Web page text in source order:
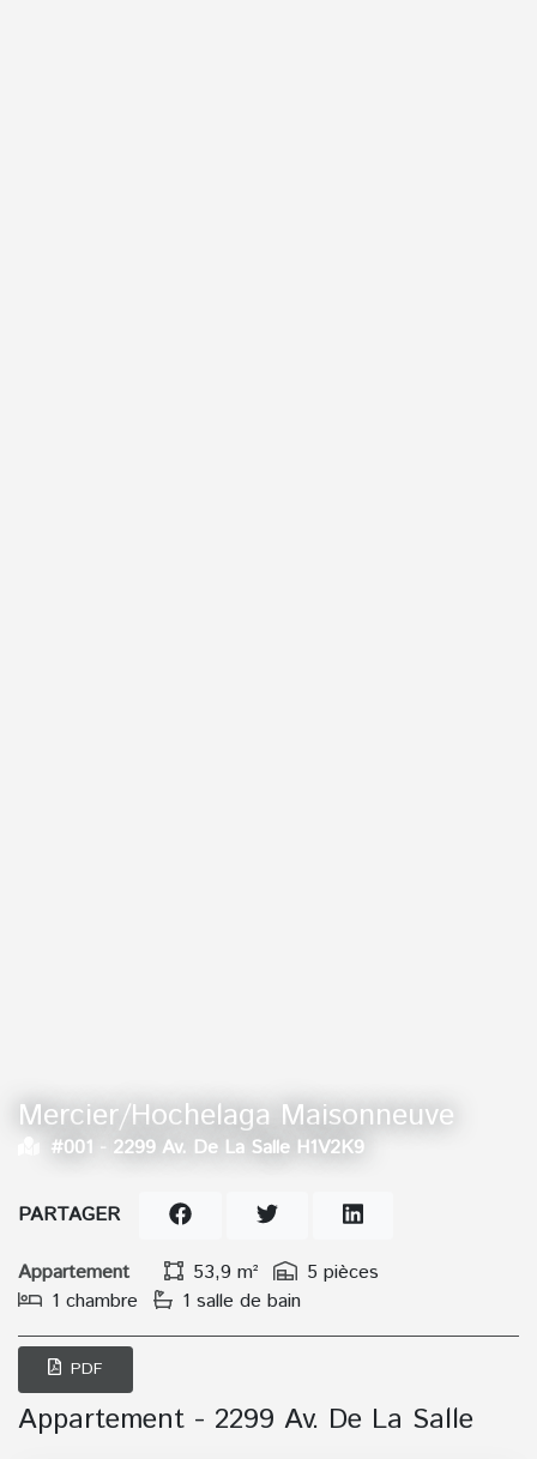
Mercier/Hochelaga Maisonneuve
#001 - 2299 Av. De La Salle H1V2K9
Appartement 53,9 m²
5 pièces
1 chambre
1 salle de bain
PARTAGER
PDF
Appartement - 2299 Av. De La Salle